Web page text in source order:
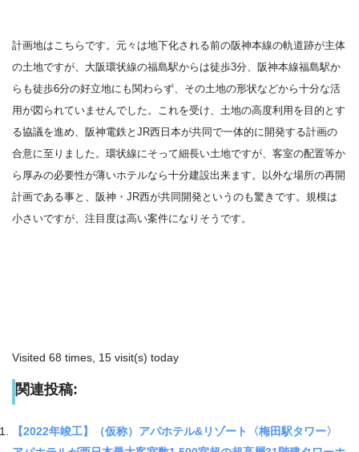
計画地はこちらです。元々は地下化される前の阪神本線の軌道跡が主体
の土地ですが、大阪環状線の福島駅からは徒歩3分、阪神本線福島駅か
らも徒歩6分の好立地にも関わらず、その土地の形状などから十分な活
用が図られていませんでした。これを受け、土地の高度利用を目的とす
る協議を進め、阪神電鉄とJR西日本が共同で一体的に開発する計画の
合意に至りました。環状線にそって細長い土地ですが、客室の配置等か
ら厚みの必要性が薄いホテルなら十分建設出来ます。以外な場所の再開
計画である事と、阪神・JR西が共同開発というのも驚きです。規模は
小さいですが、注目度は高い案件になりそうです。
Visited 68 times, 15 visit(s) today
関連投稿:
【2022年竣工】（仮称）アパホテル&リゾート〈梅田駅タワー〉